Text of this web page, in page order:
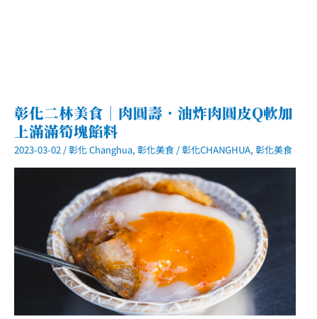
彰化二林美食｜肉圓壽．油炸肉圓皮Q軟加
上滿滿筍塊餡料
2023-03-02 /彰化 Changhua, 彰化美食 /彰化CHANGHUA, 彰化美食